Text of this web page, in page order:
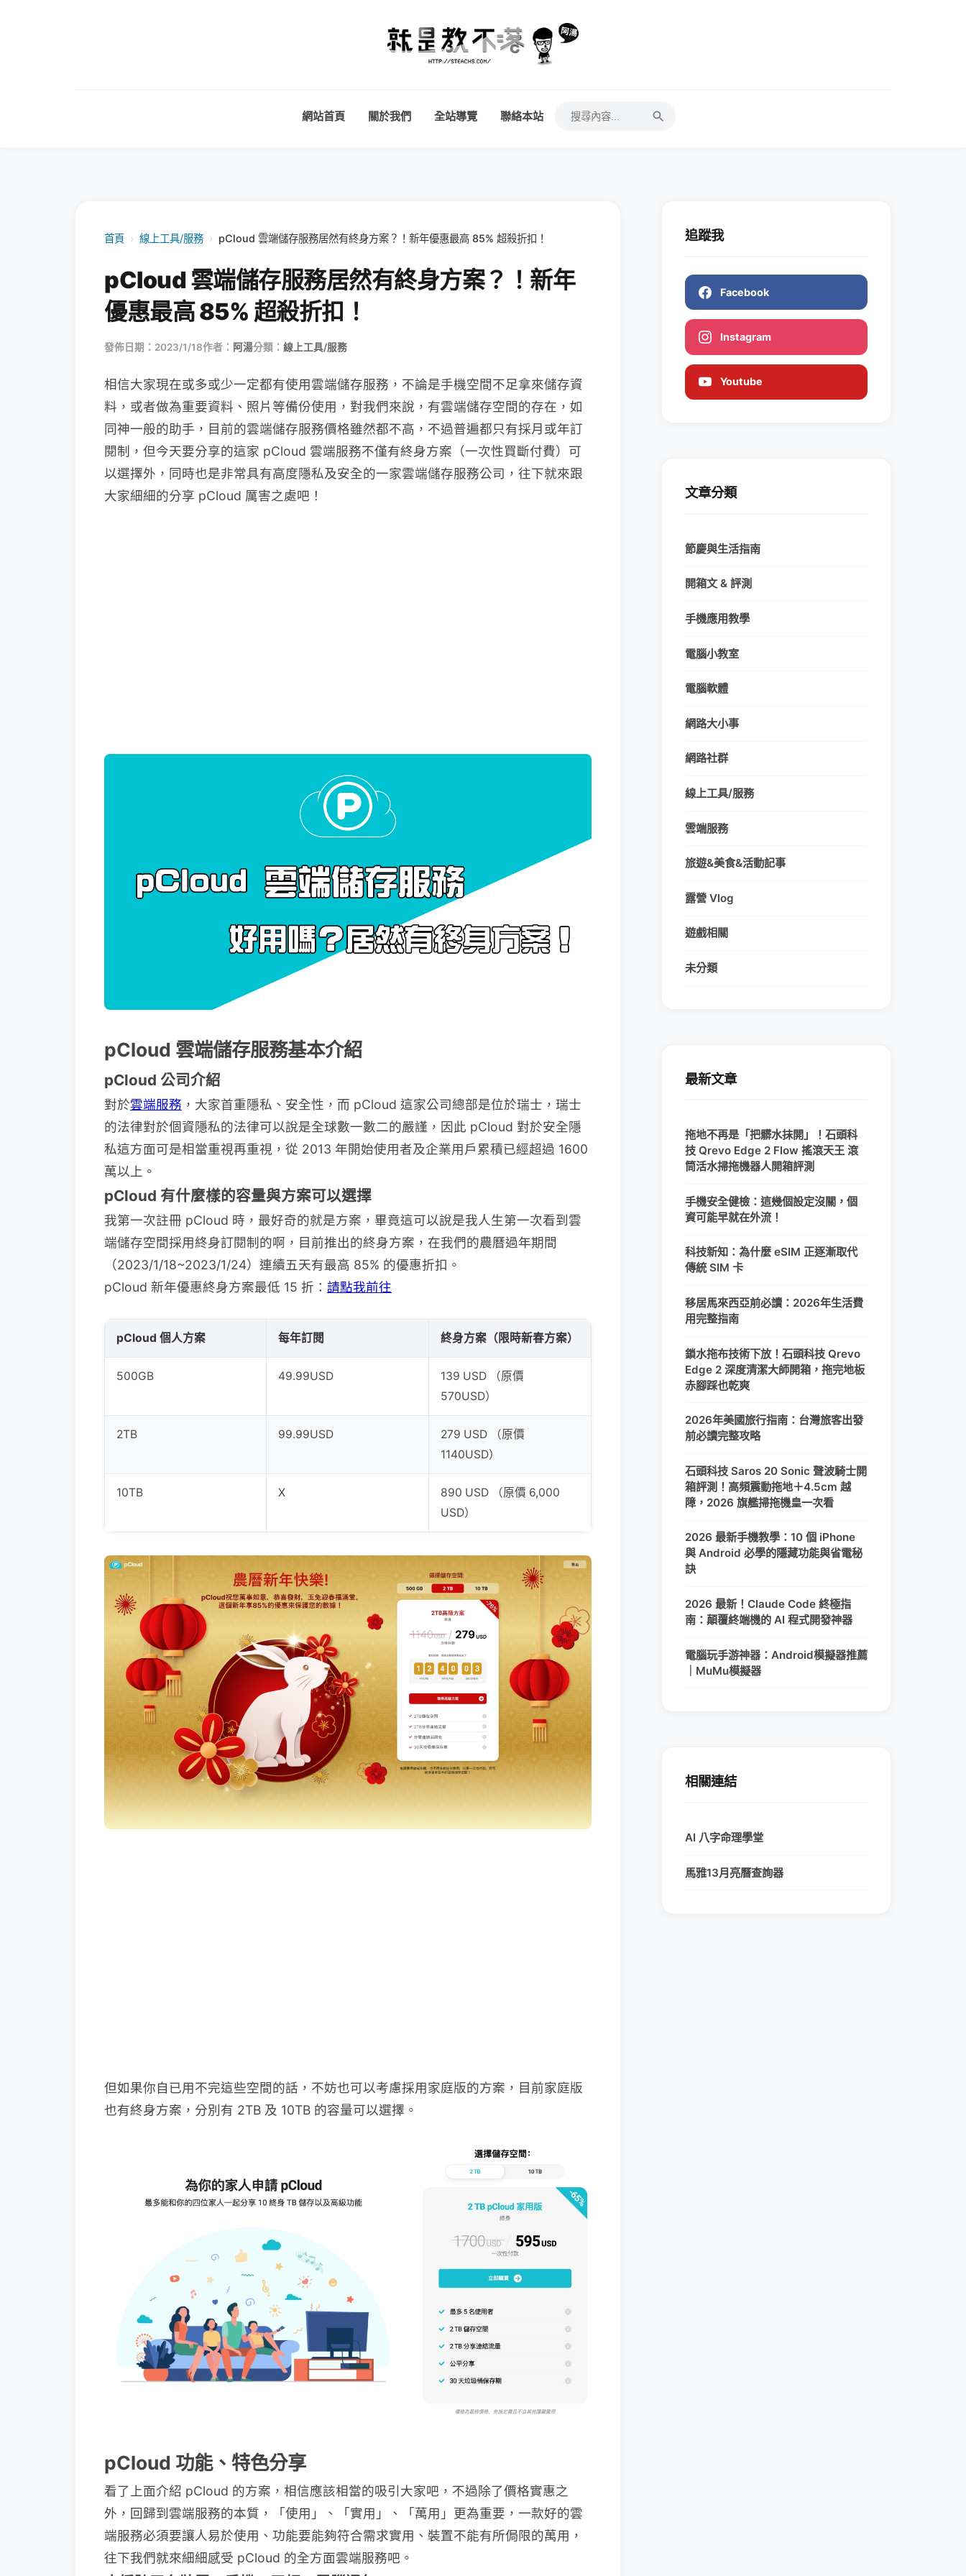
網站首頁 關於我們 全站導覽 聯絡本站
首頁 › 線上工具/服務 › pCloud 雲端儲存服務居然有終身方案？！新年優惠最高 85% 超殺折扣！
pCloud 雲端儲存服務居然有終身方案？！新年
優惠最高 85% 超殺折扣！
發佈日期：2023/1/18作者： 阿湯分類： 線上工具/服務
相信大家現在或多或少一定都有使用雲端儲存服務，不論是手機空間不足拿來儲存資
料，或者做為重要資料、照片等備份使用，對我們來說，有雲端儲存空間的存在，如
同神一般的助手，目前的雲端儲存服務價格雖然都不高，不過普遍都只有採月或年訂
閱制，但今天要分享的這家 pCloud 雲端服務不僅有終身方案（一次性買斷付費）可
以選擇外，同時也是非常具有高度隱私及安全的一家雲端儲存服務公司，往下就來跟
大家細細的分享 pCloud 厲害之處吧！
pCloud 雲端儲存服務基本介紹
pCloud 公司介紹
對於雲端服務 ，大家首重隱私、安全性，而 pCloud 這家公司總部是位於瑞士，瑞士
的法律對於個資隱私的法律可以說是全球數一數二的嚴謹，因此 pCloud 對於安全隱
私這方面可是相當重視再重視，從 2013 年開始使用者及企業用戶累積已經超過 1600
萬以上。
pCloud 有什麼樣的容量與方案可以選擇
我第一次註冊 pCloud 時，最好奇的就是方案，畢竟這可以說是我人生第一次看到雲
端儲存空間採用終身訂閱制的啊，目前推出的終身方案，在我們的農曆過年期間
（2023/1/18~2023/1/24）連續五天有最高 85% 的優惠折扣。
pCloud 新年優惠終身方案最低 15 折： 請點我前往
pCloud 個人方案 每年訂閱 終身方案（限時新春方案）
500GB 49.99USD
139 USD （原價
570USD）
2TB 99.99USD
279 USD （原價
1140USD）
10TB X
890 USD （原價 6,000
USD）
但如果你自已用不完這些空間的話，不妨也可以考慮採用家庭版的方案，目前家庭版
也有終身方案，分別有 2TB 及 10TB 的容量可以選擇。
pCloud 功能、特色分享
看了上面介紹 pCloud 的方案，相信應該相當的吸引大家吧，不過除了價格實惠之
外，回歸到雲端服務的本質，「使用」、「實用」、「萬用」更為重要，一款好的雲
端服務必須要讓人易於使用、功能要能夠符合需求實用、裝置不能有所侷限的萬用，
往下我們就來細細感受 pCloud 的全方面雲端服務吧。
追蹤我
Facebook
Instagram
Youtube
文章分類
節慶與生活指南
開箱文 & 評測
手機應用教學
電腦小教室
電腦軟體
網路大小事
網路社群
線上工具/服務
雲端服務
旅遊&美食&活動記事
露營 Vlog
遊戲相關
未分類
最新文章
拖地不再是「把髒水抹開」！石頭科
技 Qrevo Edge 2 Flow 搖滾天王 滾
筒活水掃拖機器人開箱評測
手機安全健檢：這幾個設定沒關，個
資可能早就在外流！
科技新知：為什麼 eSIM 正逐漸取代
傳統 SIM 卡
移居馬來西亞前必讀：2026年生活費
用完整指南
鎖水拖布技術下放！石頭科技 Qrevo
Edge 2 深度清潔大師開箱，拖完地板
赤腳踩也乾爽
2026年美國旅行指南：台灣旅客出發
前必讀完整攻略
石頭科技 Saros 20 Sonic 聲波騎士開
箱評測！高頻震動拖地＋4.5cm 越
障，2026 旗艦掃拖機皇一次看
2026 最新手機教學：10 個 iPhone
與 Android 必學的隱藏功能與省電秘
訣
2026 最新！Claude Code 終極指
南：顛覆終端機的 AI 程式開發神器
電腦玩手游神器：Android模擬器推薦
｜MuMu模擬器
相關連結
AI 八字命理學堂
馬雅13月亮曆查詢器